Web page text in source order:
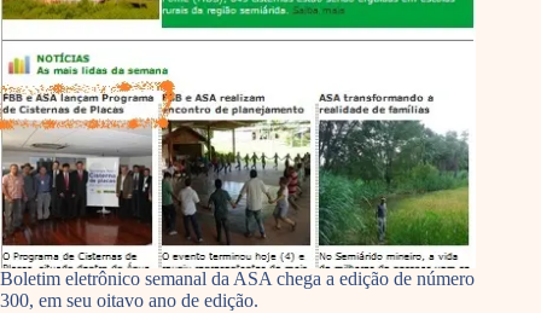
Boletim eletrônico semanal da ASA chega a edição de número
300, em seu oitavo ano de edição.